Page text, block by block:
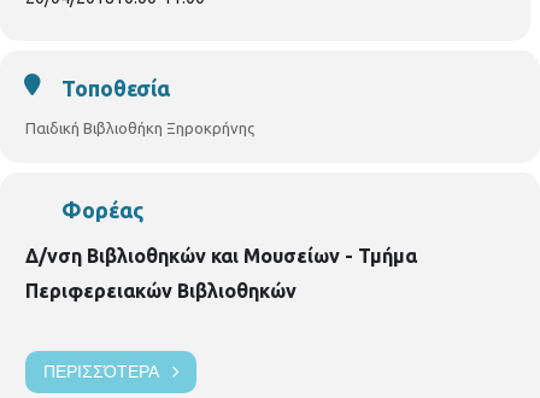
Τοποθεσία
Παιδική Βιβλιοθήκη Ξηροκρήνης
Φορέας
Δ/νση Βιβλιοθηκών και Μουσείων - Τμήμα
Περιφερειακών Βιβλιοθηκών
ΠΕΡΙΣΣΌΤΕΡΑ